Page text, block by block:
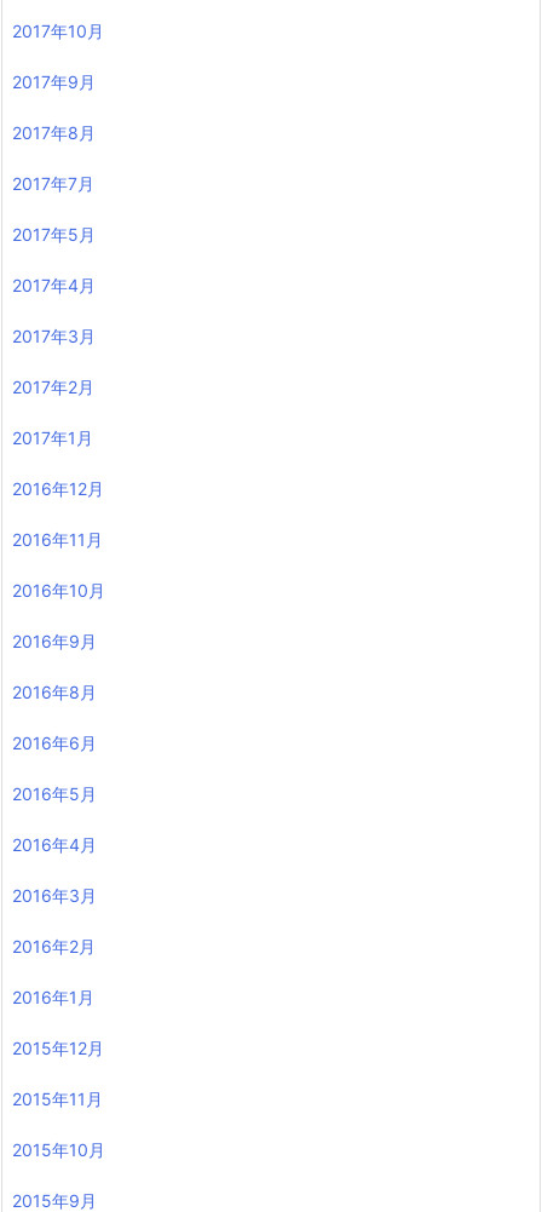
2017年10月
2017年9月
2017年8月
2017年7月
2017年5月
2017年4月
2017年3月
2017年2月
2017年1月
2016年12月
2016年11月
2016年10月
2016年9月
2016年8月
2016年6月
2016年5月
2016年4月
2016年3月
2016年2月
2016年1月
2015年12月
2015年11月
2015年10月
2015年9月